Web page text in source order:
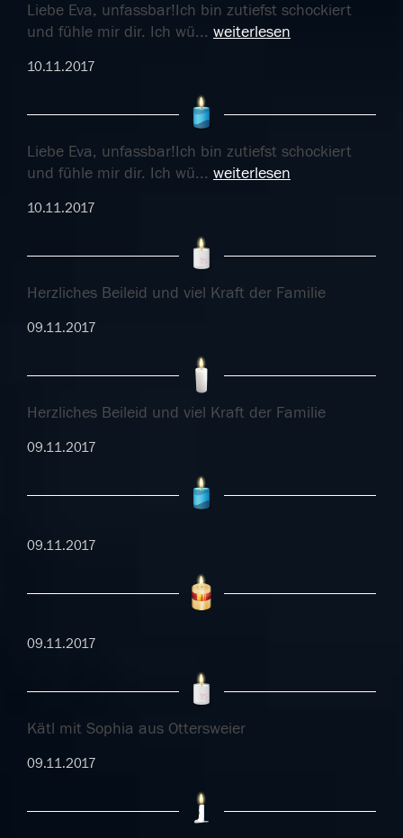
Liebe Eva, unfassbar!Ich bin zutiefst schockiert
und fühle mir dir. Ich wü... weiterlesen
10.11.2017
Liebe Eva, unfassbar!Ich bin zutiefst schockiert
und fühle mir dir. Ich wü... weiterlesen
10.11.2017
Herzliches Beileid und viel Kraft der Familie
09.11.2017
Herzliches Beileid und viel Kraft der Familie
09.11.2017
09.11.2017
09.11.2017
Kätl mit Sophia aus Ottersweier
09.11.2017